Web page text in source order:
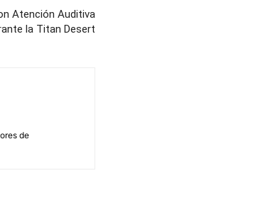
Atención Auditiva
la Titan Desert
de